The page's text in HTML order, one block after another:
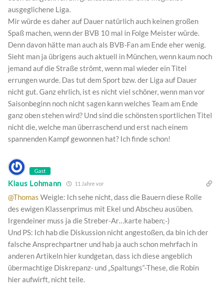
ausgeglichene Liga.
Mir würde es daher auf Dauer natürlich auch keinen großen
Spaß machen, wenn der BVB 10 mal in Folge Meister würde.
Denn davon hätte man auch als BVB-Fan am Ende eher wenig.
Sieht man ja übrigens auch aktuell in München, wenn kaum noch
jemand auf die Straße strömt, wenn mal wieder ein Titel
errungen wurde. Das tut dem Sport bzw. der Liga auf Dauer
nicht gut. Ganz ehrlich, ist es nicht viel schöner, wenn man vor
Saisonbeginn noch nicht sagen kann welches Team am Ende
ganz oben stehen wird? Und sind die schönsten sportlichen Titel
nicht die, welche man überraschend und erst nach einem
spannenden Kampf gewonnen hat? Ich finde schon!
Gast
Klaus Lohmann 11 Jahre vor
@Thomas Weigle: Ich sehe nicht, dass die Bauern diese Rolle
des ewigen Klassenprimus mit Ekel und Abscheu ausüben.
Irgendeiner muss ja die Streber-Ar…karte haben;-)
Und PS: Ich hab die Diskussion nicht angestoßen, da bin ich der
falsche Ansprechpartner und hab ja auch schon mehrfach in
anderen Artikeln hier kundgetan, dass ich diese angeblich
übermachtige Diskrepanz- und „Spaltungs“-These, die Robin
hier aufwirft, nicht teile.